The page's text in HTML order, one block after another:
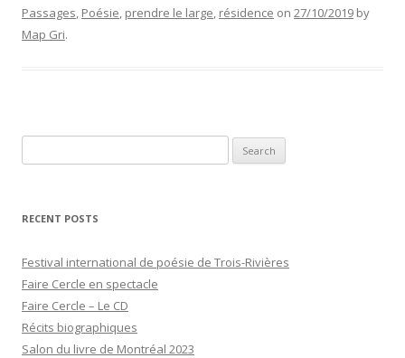
Passages, Poésie, prendre le large, résidence on 27/10/2019 by
Map Gri.
for:
RECENT POSTS
Festival international de poésie de Trois-Rivières
Faire Cercle en spectacle
Faire Cercle – Le CD
Récits biographiques
Salon du livre de Montréal 2023